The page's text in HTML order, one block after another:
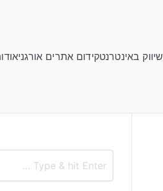
שיווק באינטרנטקידום אתרים אורגני